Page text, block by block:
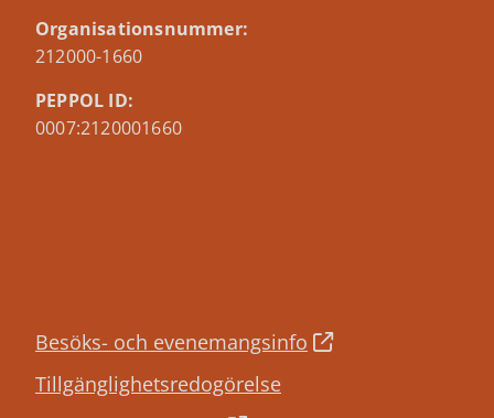
Organisationsnummer:
212000-1660
PEPPOL ID:
0007:2120001660
Besöks- och evenemangsinfo
Tillgänglighetsredogörelse